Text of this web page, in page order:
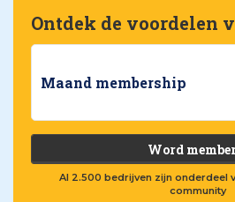
Ontdek de voordelen
Maand membership
Word
Al 2.500 bedrijven zijn onderdeel
community